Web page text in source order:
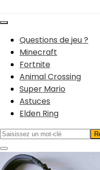
Questions de jeu ?
Minecraft
Fortnite
Animal Crossing
Super Mario
Astuces
Elden Ring